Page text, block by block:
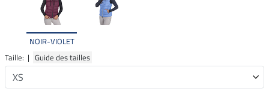
NOIR-VIOLET
Taille: | Guide des tailles